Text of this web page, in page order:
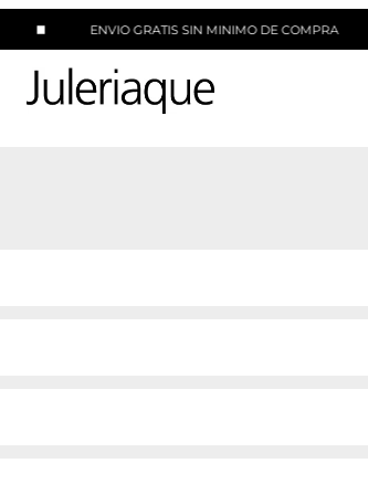
ENVIO GRATIS SIN MINIMO DE COMPRA